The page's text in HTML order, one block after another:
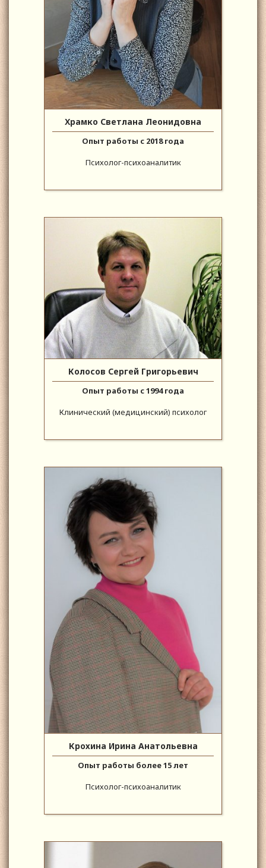
Храмко Светлана Леонидовна
Опыт работы с 2018 года
Психолог-психоаналитик
Колосов Сергей Григорьевич
Опыт работы с 1994 года
Клинический (медицинский) психолог
Крохина Ирина Анатольевна
Опыт работы более 15 лет
Психолог-психоаналитик